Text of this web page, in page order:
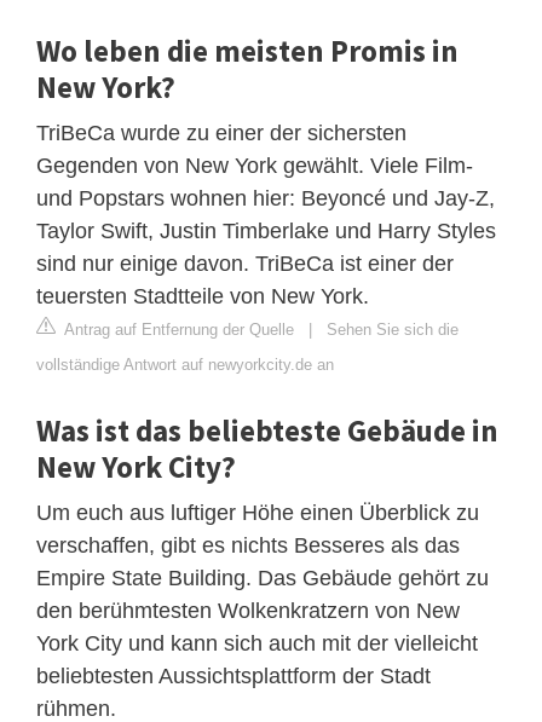
Wo leben die meisten Promis in
New York?
TriBeCa wurde zu einer der sichersten
Gegenden von New York gewählt. Viele Film-
und Popstars wohnen hier: Beyoncé und Jay-Z,
Taylor Swift, Justin Timberlake und Harry Styles
sind nur einige davon. TriBeCa ist einer der
teuersten Stadtteile von New York.
Antrag auf Entfernung der Quelle | Sehen Sie sich die
vollständige Antwort auf newyorkcity.de an
Was ist das beliebteste Gebäude in
New York City?
Um euch aus luftiger Höhe einen Überblick zu
verschaffen, gibt es nichts Besseres als das
Empire State Building. Das Gebäude gehört zu
den berühmtesten Wolkenkratzern von New
York City und kann sich auch mit der vielleicht
beliebtesten Aussichtsplattform der Stadt
rühmen.